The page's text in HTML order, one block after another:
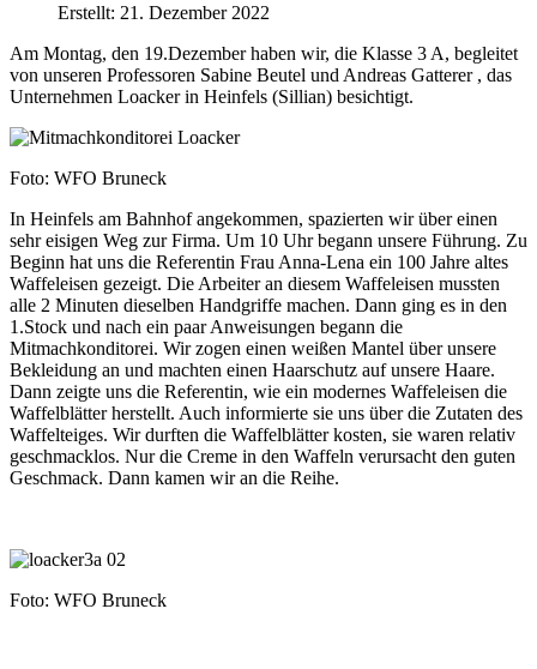
Erstellt: 21. Dezember 2022
Am Montag, den 19.Dezember haben wir, die Klasse 3 A, begleitet
von unseren Professoren Sabine Beutel und Andreas Gatterer , das
Unternehmen Loacker in Heinfels (Sillian) besichtigt.
Foto: WFO Bruneck
In Heinfels am Bahnhof angekommen, spazierten wir über einen
sehr eisigen Weg zur Firma. Um 10 Uhr begann unsere Führung. Zu
Beginn hat uns die Referentin Frau Anna-Lena ein 100 Jahre altes
Waffeleisen gezeigt. Die Arbeiter an diesem Waffeleisen mussten
alle 2 Minuten dieselben Handgriffe machen. Dann ging es in den
1.Stock und nach ein paar Anweisungen begann die
Mitmachkonditorei. Wir zogen einen weißen Mantel über unsere
Bekleidung an und machten einen Haarschutz auf unsere Haare.
Dann zeigte uns die Referentin, wie ein modernes Waffeleisen die
Waffelblätter herstellt. Auch informierte sie uns über die Zutaten des
Waffelteiges. Wir durften die Waffelblätter kosten, sie waren relativ
geschmacklos. Nur die Creme in den Waffeln verursacht den guten
Geschmack. Dann kamen wir an die Reihe.
Foto: WFO Bruneck